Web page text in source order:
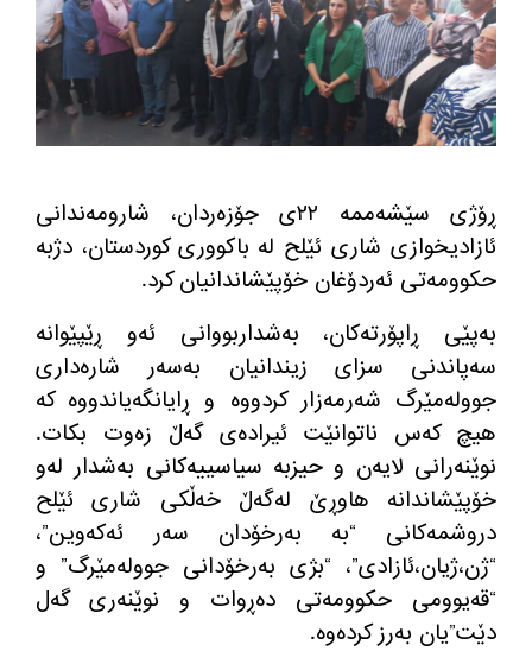
ڕۆژی سێشه‌ممه‌ ٢٢ی جۆزه‌ردان، شارومه‌ندانی
ئازادیخوازی شاری ئێلح له‌ باكووری كوردستان، دژبه‌
حكوومه‌تی ئه‌ردۆغان خۆپێشاندانیان كرد.
به‌پێی ڕاپۆرته‌كان، به‌شداربووانی ئه‌و ڕێپێوانه
سه‌پاندنی سزای زیندانیان به‌سه‌ر شاره‌داری
جووله‌مێرگ شه‌رمه‌زار كردووه‌ و ڕایانگه‌یاندووه‌ كه‌
هیچ كه‌س ناتوانێت ئیراده‌ی گه‌ڵ زه‌وت بكات.
نوێنه‌رانی لایه‌ن و حیزبه‌ سیاسییه‌كانی به‌شدار له‌و
خۆپێشاندانه‌ هاوڕێ له‌گه‌ڵ خه‌ڵكی شاری ئێلح
دروشمه‌كانی “به‌ به‌رخۆدان سه‌ر ئه‌كه‌وین”،
“ژن،ژیان،ئازادی”، “بژی به‌رخۆدانی جووله‌مێرگ” و
“قه‌یوومی حكوومه‌تی ده‌ڕوات و نوێنه‌ری گه‌ل
دێت”یان به‌رز كرده‌وه‌.